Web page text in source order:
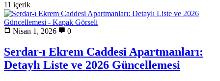
11 içerik
Nisan 1, 2026 0
Serdar-ı Ekrem Caddesi Apartmanları:
Detaylı Liste ve 2026 Güncellemesi